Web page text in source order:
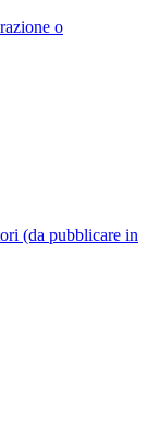
o
(da pubblicare in